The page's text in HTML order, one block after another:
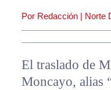
Por Redacción | Norte
El traslado de
Moncayo, alias